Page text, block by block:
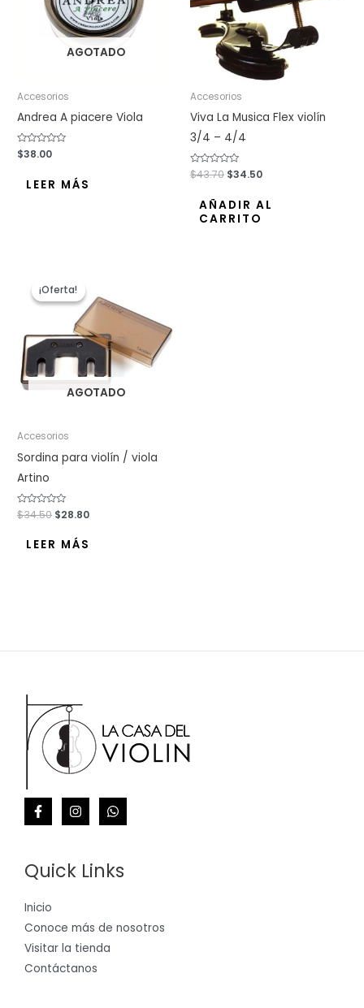
AGOTADO
Accesorios
Andrea A piacere Viola
Valorado
con
$38.00
LEER MÁS
Accesorios
Viva La Musica Flex violín
3/4 – 4/4
Valorado
con
$43.70 $34.50
AÑADIR AL
CARRITO
¡Oferta!
AGOTADO
¡Oferta!
Accesorios
Sordina para violín / viola
Artino
Valorado
con
$34.50
precio
original
era:
$34.50.
$28.80
actual
es:
LEER MÁS
Quick Links
Inicio
Conoce más de nosotros
Visitar la tienda
Contáctanos